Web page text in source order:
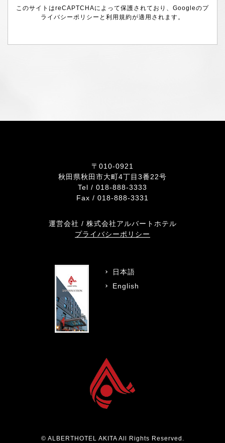
このサイトはreCAPTCHAによって保護されており、Googleのプ
ライバシーポリシー と 利用規約が適用されます。
〒010-0921
秋田県秋田市大町4丁目3番22号
Tel / 018-888-3333
Fax / 018-888-3331
運営会社 / 株式会社アルバートホテル
プライバシーポリシー
日本語
English
© ALBERTHOTEL AKITA All Rights Reserved.